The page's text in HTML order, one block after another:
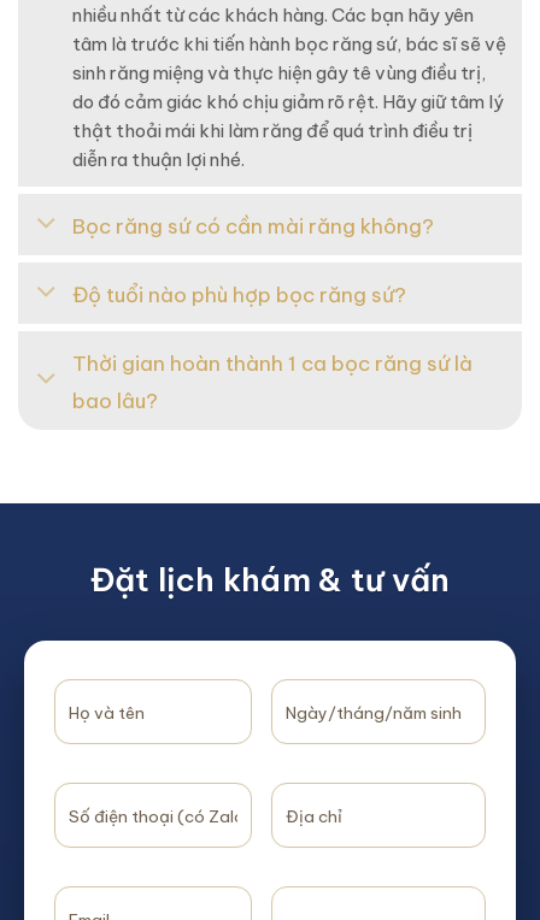
nhiều nhất từ các khách hàng. Các bạn hãy yên
tâm là trước khi tiến hành bọc răng sứ, bác sĩ sẽ vệ
sinh răng miệng và thực hiện gây tê vùng điều trị,
do đó cảm giác khó chịu giảm rõ rệt. Hãy giữ tâm lý
thật thoải mái khi làm răng để quá trình điều trị
diễn ra thuận lợi nhé.
Bọc răng sứ có cần mài răng không?
Độ tuổi nào phù hợp bọc răng sứ?
Thời gian hoàn thành 1 ca bọc răng sứ là
bao lâu?
Đặt lịch khám & tư vấn